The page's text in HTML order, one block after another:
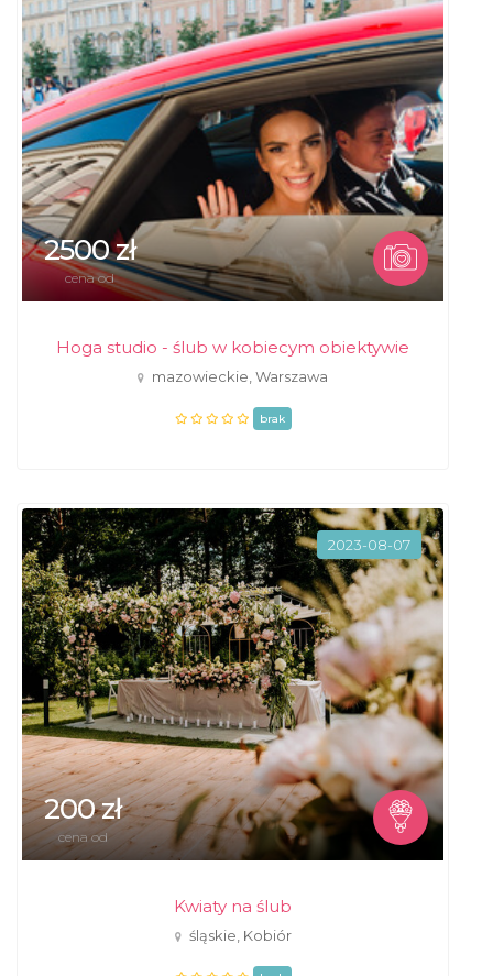
2500 zł
cena od
Hoga studio - ślub w kobiecym obiektywie
mazowieckie, Warszawa
brak
2023-08-07
200 zł
cena od
Kwiaty na ślub
śląskie, Kobiór